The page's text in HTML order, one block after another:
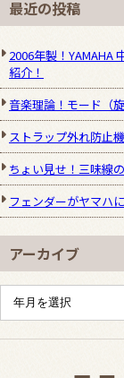
最近の投稿
2006年製！YAMAHA
紹介！
音楽理論！モード（
ストラップ外れ防止
ちょい見せ！三味線
フェンダーがヤマハ
アーカイブ